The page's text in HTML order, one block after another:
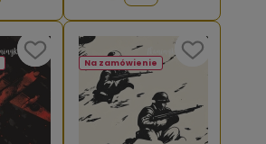
Na zamówienie